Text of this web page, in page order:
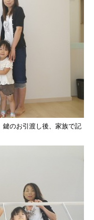
鍵のお引渡し後、家族で記